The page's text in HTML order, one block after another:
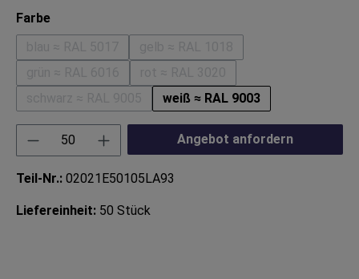
Farbeauswählen
(Diese Option ist zurzeit nicht verfügbar.)
(Diese Option ist zurzeit nicht
(Diese Option ist zurzeit nicht verfügbar.)
(Diese Option ist zurzeit nicht
(Diese Option ist zurzeit nicht verfügbar.)
weiß ≈ RAL 9003
Produkt Anzahl: Gib den gewünschten
Angebot anfordern
Teil-Nr.: 02021E50105LA93
Liefereinheit: 50 Stück